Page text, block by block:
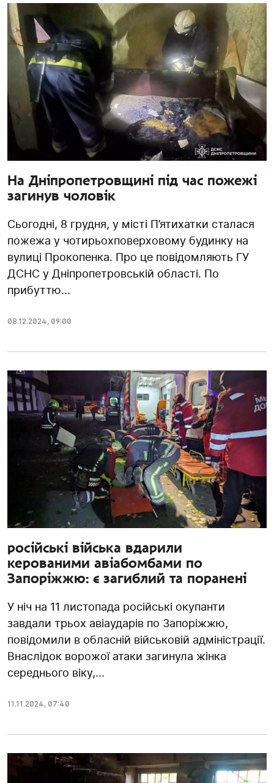
На Дніпропетровщині під час пожежі
загинув чоловік
Сьогодні, 8 грудня, у місті П’ятихатки сталася
пожежа у чотирьохповерховому будинку на
вулиці Прокопенка. Про це повідомляють ГУ
ДСНС у Дніпропетровській області. По
прибуттю...
08.12.2024, 09:00
російські війська вдарили
керованими авіабомбами по
Запоріжжю: є загиблий та поранені
У ніч на 11 листопада російські окупанти
завдали трьох авіаударів по Запоріжжю,
повідомили в обласній військовій адміністрації.
Внаслідок ворожої атаки загинула жінка
середнього віку,...
11.11.2024, 07:40